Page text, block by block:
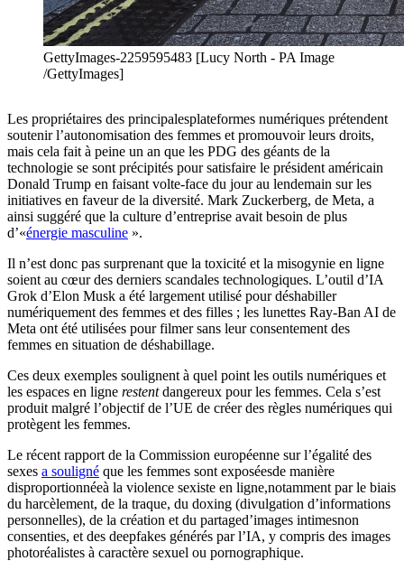
GettyImages-2259595483 [Lucy North - PA Image
/GettyImages]
Les propriétaires des principalesplateformes numériques prétendent
soutenir l’autonomisation des femmes et promouvoir leurs droits,
mais cela fait à peine un an que les PDG des géants de la
technologie se sont précipités pour satisfaire le président américain
Donald Trump en faisant volte-face du jour au lendemain sur les
initiatives en faveur de la diversité. Mark Zuckerberg, de Meta, a
ainsi suggéré que la culture d’entreprise avait besoin de plus
d’«énergie masculine ».
Il n’est donc pas surprenant que la toxicité et la misogynie en ligne
soient au cœur des derniers scandales technologiques. L’outil d’IA
Grok d’Elon Musk a été largement utilisé pour déshabiller
numériquement des femmes et des filles ; les lunettes Ray-Ban AI de
Meta ont été utilisées pour filmer sans leur consentement des
femmes en situation de déshabillage.
Ces deux exemples soulignent à quel point les outils numériques et
les espaces en ligne restentdangereux pour les femmes. Cela s’est
produit malgré l’objectif de l’UE de créer des règles numériques qui
protègent les femmes.
Le récent rapport de la Commission européenne sur l’égalité des
sexes a souligné que les femmes sont exposéesde manière
disproportionnéeà la violence sexiste en ligne,notamment par le biais
du harcèlement, de la traque, du doxing (divulgation d’informations
personnelles), de la création et du partaged’images intimesnon
consenties, et des deepfakes générés par l’IA, y compris des images
photoréalistes à caractère sexuel ou pornographique.